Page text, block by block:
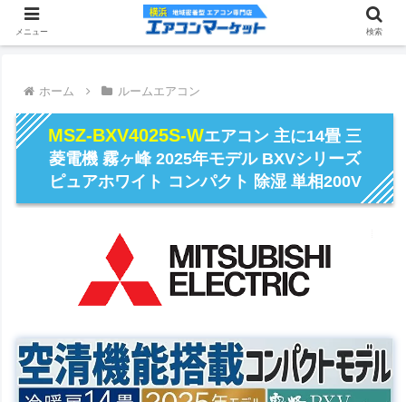
ホーム ルームエアコン
MSZ-BXV4025S-Wエアコン 主に14畳 三
菱電機 霧ヶ峰 2025年モデル BXVシリーズ
ピュアホワイト コンパクト 除湿 単相200V
メニュー 検索